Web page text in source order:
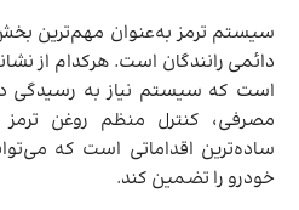
سیستم ترمز به‌عنوان مهم‌ترین
دائمی رانندگان است. هرکدام از
است که سیستم نیاز به رسیدگی
مصرفی، کنترل منظم روغن ترمز
ساده‌ترین اقداماتی است که
خودرو را تضمین کند.